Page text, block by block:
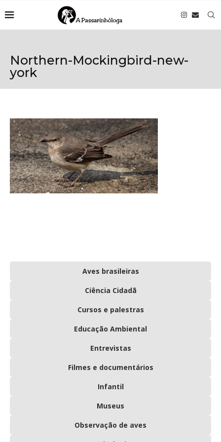
Northern-Mockingbird-new-
york
Aves brasileiras
Ciência Cidadã
Cursos e palestras
Educação Ambiental
Entrevistas
Filmes e documentários
Infantil
Museus
Observação de aves